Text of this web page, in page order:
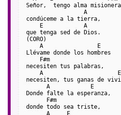
Señor,  tengo alma
                 A
condúceme a la tierra,
    E            A
que tenga sed de Dios.
(CORO)
    A                E
Llévame donde los hombres
    F#m
necesiten tus palabras,
    A                      E
necesiten, tus ganas de
      A            E
Donde falte la esperanza,
      F#m
donde todo sea triste,
      A     E